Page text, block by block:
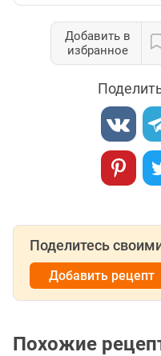
Добавить в
избранное
Поделитесь
Добавить рецепт
Похожие